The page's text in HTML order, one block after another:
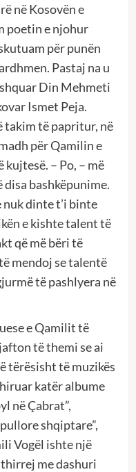
në Kosovën e
poetin e njohur
për punën
Pastaj na u
Din Mehmeti
Ismet Peja.
takim të papritur, në
për Qamilin e
kujtesë. – Po, – më
disa bashkëpunime.
dinte t’i binte
e kishte talent të
që më bëri të
mendoj se talentë
të pashlyera në
e Qamilit të
të themi se ai
tërësisht të muzikës
katër albume
në Çabrat”,
shqiptare”,
Vogël ishte një
me dashuri